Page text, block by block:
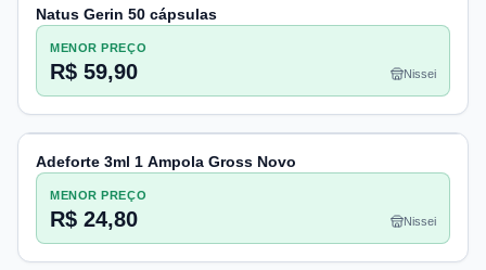
Natus Gerin 50 cápsulas
MENOR PREÇO
R$ 59,90 Nissei
Adeforte 3ml 1 Ampola Gross Novo
MENOR PREÇO
R$ 24,80 Nissei